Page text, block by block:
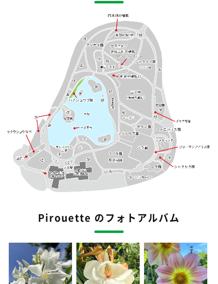
Pirouette のフォトアルバム